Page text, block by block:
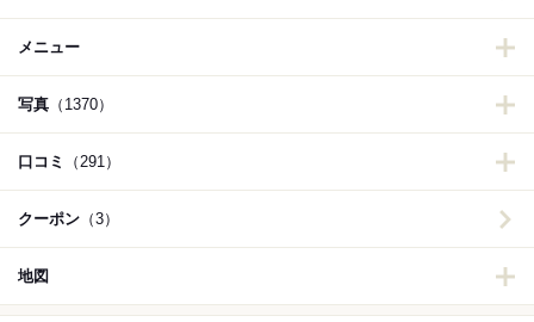
メニュー
写真 （1370）
口コミ （291）
クーポン （3）
地図